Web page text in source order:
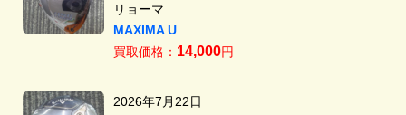
リョーマ
MAXIMA U
買取価格： 14,000円
2026年7月22日